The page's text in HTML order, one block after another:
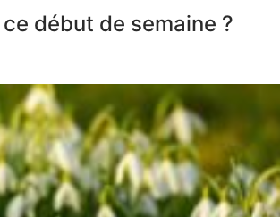
début de semaine ?